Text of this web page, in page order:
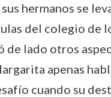
hermanos se
del colegio de
de lado otros
apenas
cuando su